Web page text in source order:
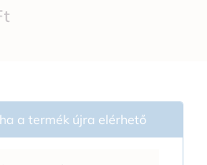
a termék újra elérhető